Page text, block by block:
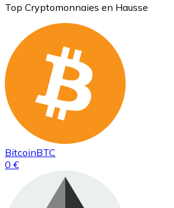
Top Cryptomonnaies en Hausse
BitcoinBTC
0 €